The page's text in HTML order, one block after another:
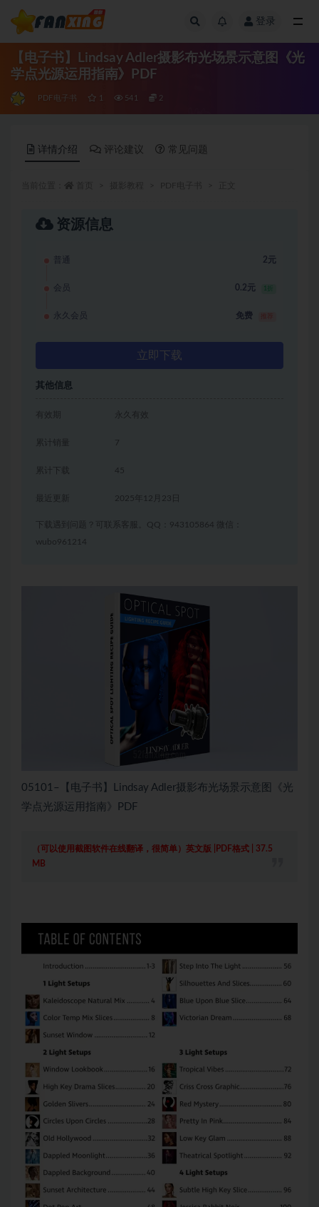
登录
【电子书】Lindsay Adler摄影布光场景示意图《光
学点光源运用指南》PDF
PDF电子书 1 541 2
详情介绍 评论建议 常见问题
资源信息
普通 2元
会员 0.2元 1折
永久会员 免费
立即下载
其他信息
有效期 永久有效
累计销量 7
累计下载 45
2025年12月23日
下载遇到问题？可联系客服。QQ：943105864 微信：
wubo961214
05101–【电子书】Lindsay Adler摄影布光场景示意图《光
学点光源运用指南》PDF
（可以使用截图软件在线翻译，很简单）英文版 |PDF格式 | 37.5
MB